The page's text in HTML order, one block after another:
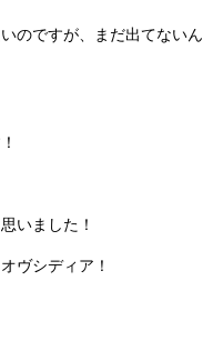
のですが、まだ出てないん
いました！
ヴシディア！